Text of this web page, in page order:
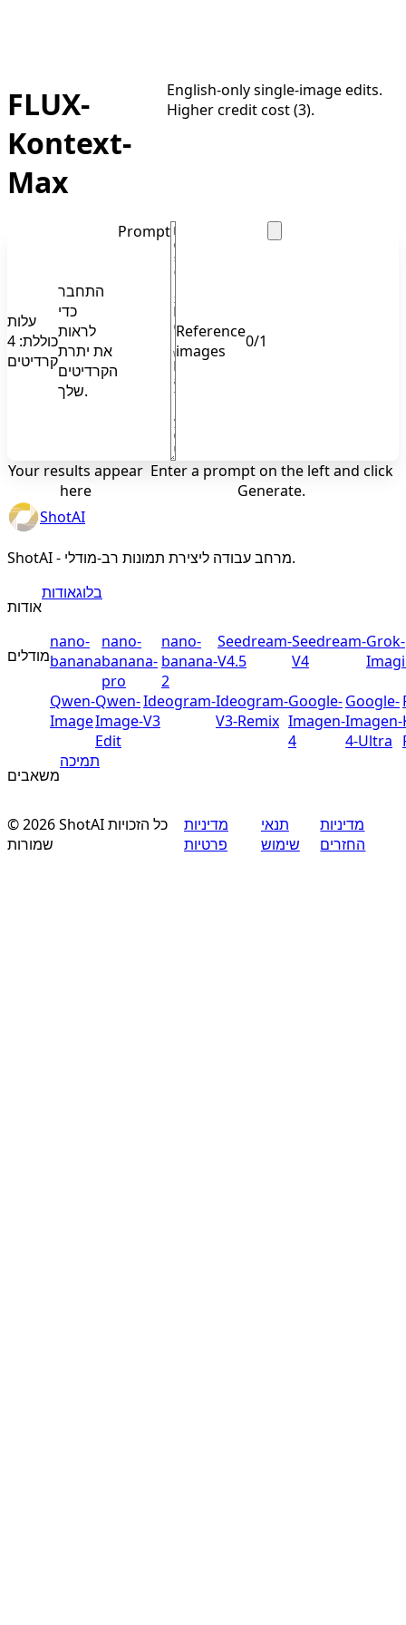
FLUX-
Kontext-
Max
English-only single-image edits.
Higher credit cost (3).
עלות
כוללת: 4
קרדיטים
התחבר
כדי
לראות
את יתרת
הקרדיטים
שלך.
Prompt
Reference
images
0/1
Your results appear
here
Enter a prompt on the left and click
Generate.
ShotAI
ShotAI - מרחב עבודה ליצירת תמונות רב-מודלי.
אודות
אודותבלוג
מודלים
nano-
banana
nano-
banana-
pro
nano-
banana-
2
Seedream-
V4.5
Seedream-
V4
Grok-
Qwen-
Image
Qwen-
Image-
Edit
Ideogram-
V3
Ideogram-
V3-Remix
Google-
Imagen-
4
Google-
Imagen-
4-Ultra
משאבים
תמיכה
©2026ShotAIכל הזכויות
שמורות
מדיניות
פרטיות
תנאי
שימוש
מדיניות
החזרים